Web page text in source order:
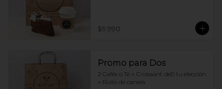
$9.990
Promo para Dos
2 Cafés o Té + Croissant de0 tu elección
+ Rollo de canela